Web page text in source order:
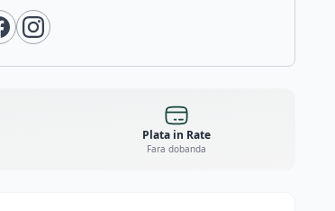
Plata in Rate
Fara dobanda